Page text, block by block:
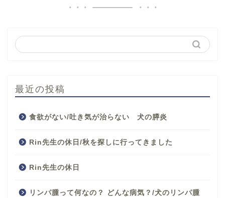
最近の投稿
食欲がない/吐き気が治らない 犬の膵炎
Rin先生の休日/秋を探しに行ってきました
Rin先生の休日
リンパ腫って何なの？ どんな病気？/犬のリンパ腫